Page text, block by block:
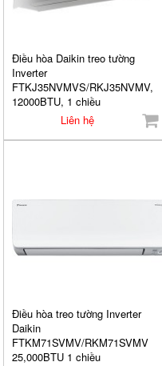
Điều hòa Daikin treo tường
Inverter
FTKJ35NVMVS/RKJ35NVMV,
12000BTU, 1 chiều
Liên hệ
Điều hòa treo tường Inverter
Daikin
FTKM71SVMV/RKM71SVMV
25,000BTU 1 chiều